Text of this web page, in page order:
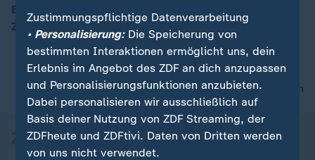
Belastung für die deutsch-türkische Beziehung", sagt
ZDF-Korrespondent Thomas Walde.
nach oben
Zustimmungspflichtige Datenverarbeitung
• Personalisierung:Die Speicherung von
bestimmten Interaktionen ermöglicht uns, dein
Erlebnis im Angebot des ZDF an dich anzupassen
und Personalisierungsfunktionen anzubieten.
Dabei personalisieren wir ausschließlich auf
Basis deiner Nutzung von ZDF Streaming, der
ZDFheute und ZDFtivi. Daten von Dritten werden
von uns nicht verwendet.